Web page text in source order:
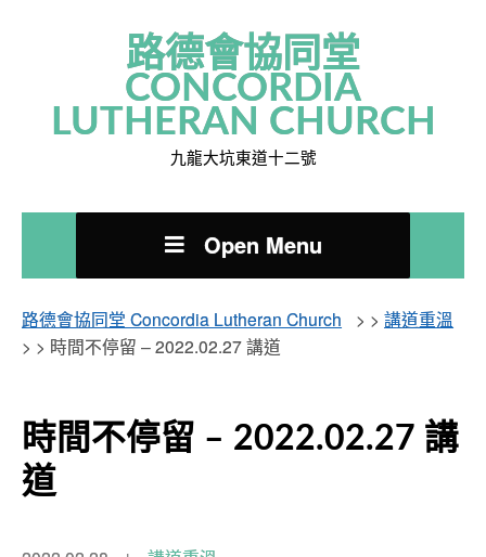
路德會協同堂
CONCORDIA
LUTHERAN CHURCH
九龍大坑東道十二號
Open Menu
路德會協同堂 Concordia Lutheran Church > > 講道重溫
> > 時間不停留 – 2022.02.27 講道
時間不停留 – 2022.02.27 講
道